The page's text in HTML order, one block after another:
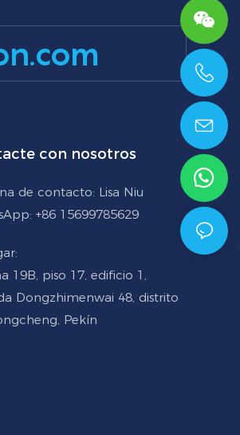
con nosotros
de contacto: Lisa Niu
+86 15699785629
19B, piso 17, edificio 1,
Dongzhimenwai 48, distrito
Pekín